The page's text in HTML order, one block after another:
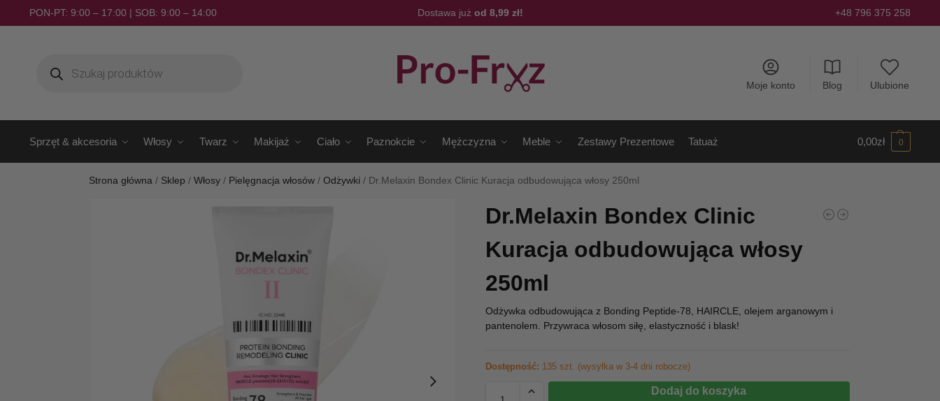
PON-PT: 9:00 – 17:00 | SOB: 9:00 – 14:00 Dostawa już od 8,99 zł! +48 796 375 258
Moje konto Blog Ulubione
Sprzęt & akcesoria Włosy Twarz Makijaż Ciało Paznokcie Mężczyzna Meble Zestawy Prezentowe Tatuaż 0,00zł 0
Strona główna / Sklep /Włosy / Pielęgnacja włosów /Odżywki / Dr.Melaxin Bondex Clinic Kuracja odbudowująca włosy 250ml
Dr.Melaxin Bondex Clinic
Kuracja odbudowująca włosy
250ml
Odżywka odbudowująca z Bonding Peptide-78, HAIRCLE, olejem arganowym i
pantenolem. Przywraca włosom siłę, elastyczność i blask!
Dostępność: 135 szt. (wysyłka w 3-4 dni robocze)
Dodaj do koszyka